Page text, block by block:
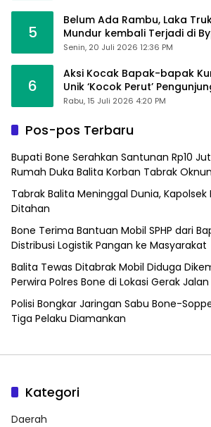
5
Belum Ada Rambu, Laka
Mundur kembali Terjadi di
Sumpallabbu
Senin, 20 Juli 2026 12:36 PM
6
Aksi Kocak Bapak-bapak
Unik ‘Kocok Perut’
Alfamart, Ngaku Aktifkan
Rabu, 15 Juli 2026 4:20 PM
Pos-pos Terbaru
Bupati Bone Serahkan Santunan Rp10
Rumah Duka Balita Korban Tabrak
Tabrak Balita Meninggal Dunia, Kapolsek
Ditahan
Bone Terima Bantuan Mobil SPHP dari
Distribusi Logistik Pangan ke Masyarakat
Balita Tewas Ditabrak Mobil Diduga
Perwira Polres Bone di Lokasi Gerak Jalan
Polisi Bongkar Jaringan Sabu Bone-
Tiga Pelaku Diamankan
Kategori
Daerah